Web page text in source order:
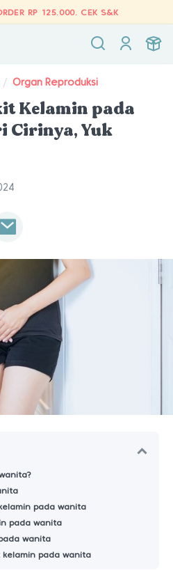
RP 125.000. CEK S&K
/ Organ Reproduksi
Kelamin pada
Cirinya, Yuk
pada wanita
pada wanita
wanita
pada wanita